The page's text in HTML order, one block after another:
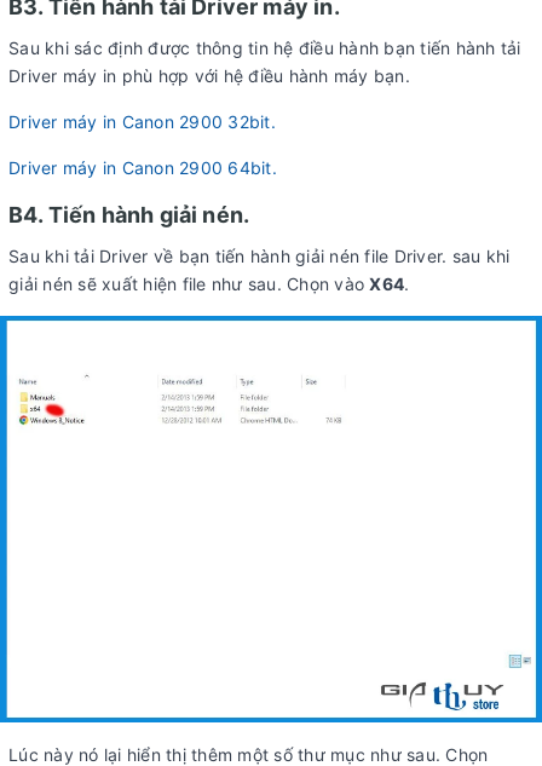
B3. Tiến hành tải Driver máy in.
Sau khi sác định được thông tin hệ điều hành bạn tiến hành tải
Driver máy in phù hợp với hệ điều hành máy bạn.
Driver máy in Canon 2900 32bit.
Driver máy in Canon 2900 64bit.
B4. Tiến hành giải nén.
Sau khi tải Driver về bạn tiến hành giải nén file Driver. sau khi
giải nén sẽ xuất hiện file như sau. Chọn vàoX64.
Lúc này nó lại hiển thị thêm một số thư mục như sau. Chọn